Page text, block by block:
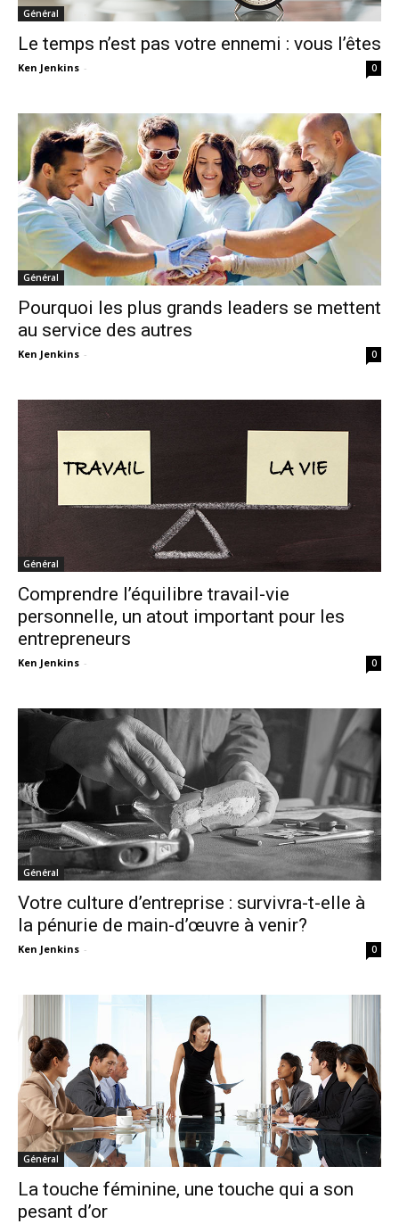
Général
Le temps n’est pas votre ennemi : vous l’êtes
Ken Jenkins - 0
Général
Pourquoi les plus grands leaders se mettent
au service des autres
Ken Jenkins - 0
Général
Comprendre l’équilibre travail-vie
personnelle, un atout important pour les
entrepreneurs
Ken Jenkins - 0
Général
Votre culture d’entreprise : survivra-t-elle à
la pénurie de main-d’œuvre à venir?
Ken Jenkins - 0
Général
La touche féminine, une touche qui a son
pesant d’or